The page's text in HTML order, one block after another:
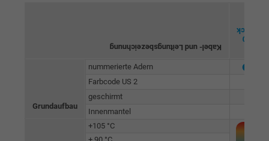
Kabel- und Leitungsbezeichnung
600
black
Grundaufbau
nummerierte Adern
⬤
Farbcode US 2
geschirmt
Innenmantel
+105 °C